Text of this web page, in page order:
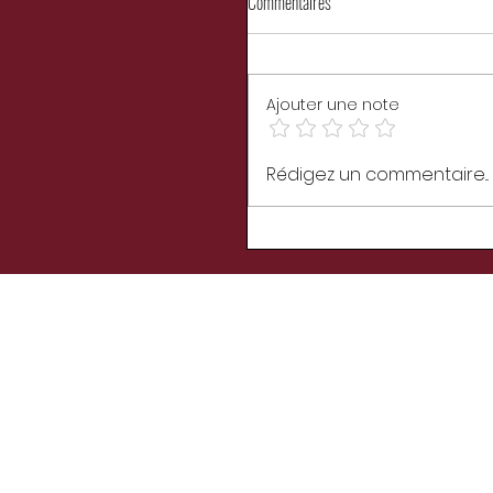
Les chroniques du sang, T2
Réminiscences de Ecoffet M.Scarlett
Ajouter une note
Rédigez un commentaire...